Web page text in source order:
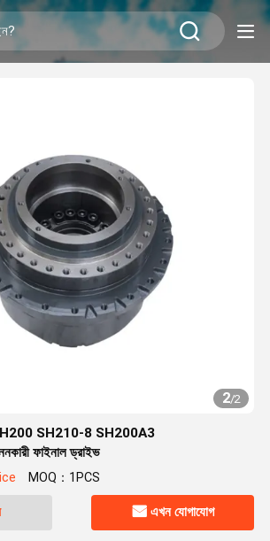
2/2
SH200 SH210-8 SH200A3
ফাইনাল ড্রাইভ
MOQ：1PCS
এখন যোগাযোগ